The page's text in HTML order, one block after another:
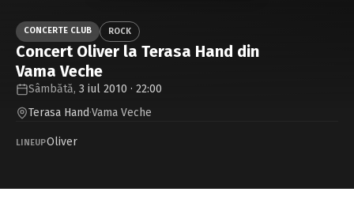
Caută în site...
CONCERTE CLUB ROCK
Concert Oliver la Terasa Hand din
Vama Veche
Sâmbătă, 3 iul 2010 · 22:00
Terasa Hand·Vama Veche
LINEUPOliver